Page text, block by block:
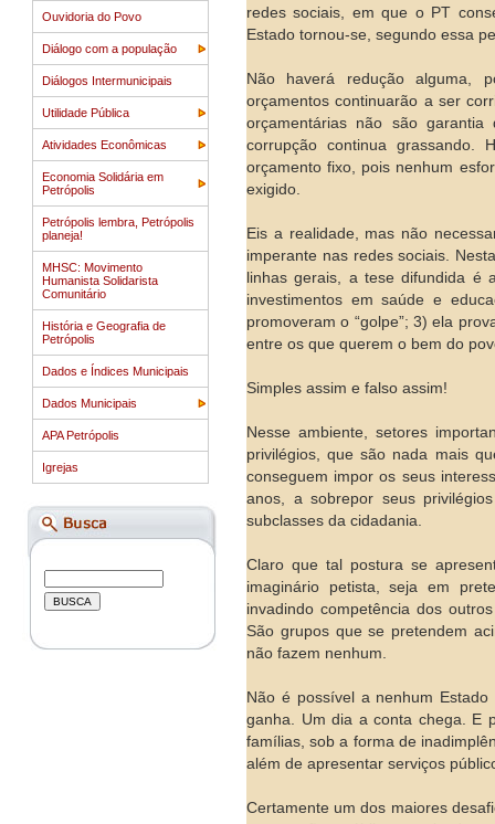
Ouvidoria do Povo
Diálogo com a população
Diálogos Intermunicipais
Utilidade Pública
Atividades Econômicas
Economia Solidária em
Petrópolis
Petrópolis lembra, Petrópolis
planeja!
MHSC: Movimento
Humanista Solidarista
Comunitário
História e Geografia de
Petrópolis
Dados e Índices Municipais
Dados Municipais
APA Petrópolis
Igrejas
redes sociais, em que o PT
Estado tornou-se, segundo essa
Não haverá redução alguma,
orçamentos continuarão a ser
orçamentárias não são
corrupção continua grassando.
orçamento fixo, pois nenhum
exigido.
Eis a realidade, mas não
imperante nas redes sociais.
linhas gerais, a tese difundida é
investimentos em saúde e
promoveram o “golpe”; 3) ela
entre os que querem o bem do
Simples assim e falso assim!
Nesse ambiente, setores
privilégios, que são nada mais
conseguem impor os seus
anos, a sobrepor seus
subclasses da cidadania.
Claro que tal postura se
imaginário petista, seja em
invadindo competência dos
São grupos que se pretendem
não fazem nenhum.
Não é possível a nenhum
ganha. Um dia a conta chega. E
famílias, sob a forma de
além de apresentar serviços
Certamente um dos maiores